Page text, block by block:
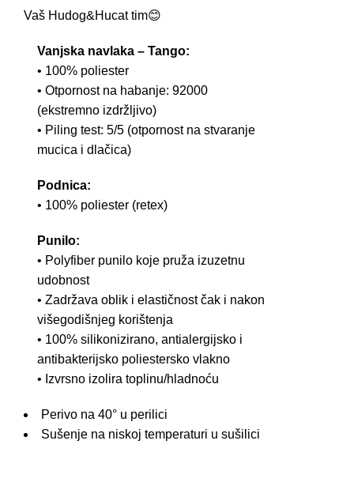
Vaš Hudog&Hucat tim😊
Vanjska navlaka – Tango:
• 100% poliester
• Otpornost na habanje: 92000
(ekstremno izdržljivo)
• Piling test: 5/5 (otpornost na stvaranje
mucica i dlačica)
Podnica:
• 100% poliester (retex)
Punilo:
• Polyfiber punilo koje pruža izuzetnu
udobnost
• Zadržava oblik i elastičnost čak i nakon
višegodišnjeg korištenja
• 100% silikonizirano, antialergijsko i
antibakterijsko poliestersko vlakno
• Izvrsno izolira toplinu/hladnoću
Perivo na 40° u perilici
Sušenje na niskoj temperaturi u sušilici